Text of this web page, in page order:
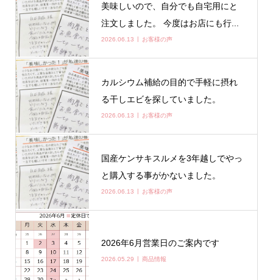
美味しいので、自分でも自宅用にと
注文しました。 今度はお店にも行...
2026.06.13 お客様の声
カルシウム補給の目的で手軽に摂れ
る干しエビを探していました。
2026.06.13 お客様の声
国産ケンサキスルメを3年越しでやっ
と購入する事がかないました。
2026.06.13 お客様の声
2026年6月営業日のご案内です
2026.05.29 商品情報